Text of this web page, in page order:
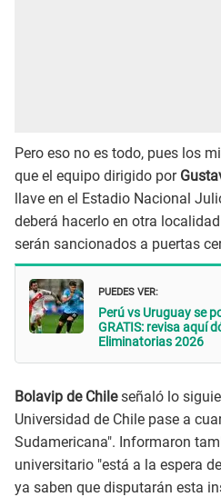
Pero eso no es todo, pues los
que el equipo dirigido por
llave en el Estadio Nacional
deberá hacerlo en otra
serán sancionados a puertas
PUEDES VER:
Perú vs Uruguay se
GRATIS: revisa aquí
Eliminatorias 2026
Bolavip de Chileseñaló lo
Universidad de Chile pase a
Sudamericana". Informaron
universitario "está a la espera
ya saben que disputarán esta